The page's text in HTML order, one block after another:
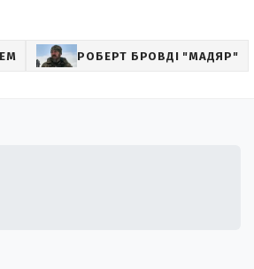
РОБЕРТ БРОВДІ "МАДЯР"